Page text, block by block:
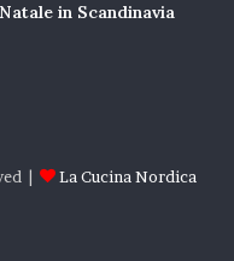
in Scandinavia
|
La Cucina Nordica